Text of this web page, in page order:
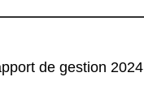
de gestion 2024